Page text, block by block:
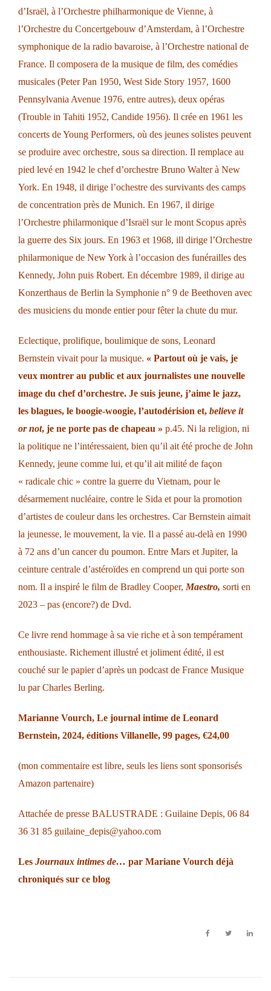
d’Israël, à l’Orchestre philharmonique de Vienne, à
l’Orchestre du Concertgebouw d’Amsterdam, à l’Orchestre
symphonique de la radio bavaroise, à l’Orchestre national de
France. Il composera de la musique de film, des comédies
musicales (Peter Pan 1950, West Side Story 1957, 1600
Pennsylvania Avenue 1976, entre autres), deux opéras
(Trouble in Tahiti 1952, Candide 1956). Il crée en 1961 les
concerts de Young Performers, où des jeunes solistes peuvent
se produire avec orchestre, sous sa direction. Il remplace au
pied levé en 1942 le chef d’orchestre Bruno Walter à New
York. En 1948, il dirige l’ochestre des survivants des camps
de concentration près de Munich. En 1967, il dirige
l’Orchestre philarmonique d’Israël sur le mont Scopus après
la guerre des Six jours. En 1963 et 1968, ill dirige l’Orchestre
philarmonique de New York à l’occasion des funérailles des
Kennedy, John puis Robert. En décembre 1989, il dirige au
Konzerthaus de Berlin la Symphonie n° 9 de Beethoven avec
des musiciens du monde entier pour fêter la chute du mur.
Eclectique, prolifique, boulimique de sons, Leonard
Bernstein vivait pour la musique. « Partout où je vais, je
veux montrer au public et aux journalistes une nouvelle
image du chef d’orchestre. Je suis jeune, j’aime le jazz,
les blagues, le boogie-woogie, l’autodérision et, believe it
or not, je ne porte pas de chapeau » p.45. Ni la religion, ni
la politique ne l’intéressaient, bien qu’il ait été proche de John
Kennedy, jeune comme lui, et qu’il ait milité de façon
« radicale chic » contre la guerre du Vietnam, pour le
désarmement nucléaire, contre le Sida et pour la promotion
d’artistes de couleur dans les orchestres. Car Bernstein aimait
la jeunesse, le mouvement, la vie. Il a passé au-delà en 1990
à 72 ans d’un cancer du poumon. Entre Mars et Jupiter, la
ceinture centrale d’astéroïdes en comprend un qui porte son
nom. Il a inspiré le film de Bradley Cooper,Maestro, sorti en
2023 – pas (encore?) de Dvd.
Ce livre rend hommage à sa vie riche et à son tempérament
enthousiaste. Richement illustré et joliment édité, il est
couché sur le papier d’après un podcast de France Musique
lu par Charles Berling.
Marianne Vourch, Le journal intime de Leonard
Bernstein, 2024, éditions Villanelle, 99 pages, €24,00
(mon commentaire est libre, seuls les liens sont sponsorisés
Amazon partenaire)
Attachée de presse BALUSTRADE : Guilaine Depis, 06 84
36 31 85 guilaine_depis@yahoo.com
Les Journaux intimes de… par Mariane Vourch déjà
chroniqués sur ce blog